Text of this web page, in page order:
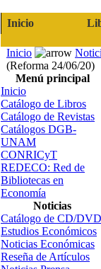
Inicio
Inicio
(Reforma 24/06/20)
Menú principal
Inicio
Catálogo de Libros
Catálogo de Revistas
Catálogos DGB-
UNAM
CONRICyT
REDECO: Red de
Bibliotecas en
Economía
Noticias
Catálogo de CD/DVD
Estudios Económicos
Noticias Económicas
Reseña de Artículos